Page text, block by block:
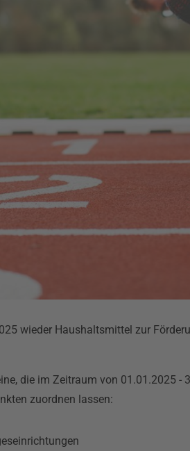
wieder Haushaltsmittel zur
die im Zeitraum von 01.01.2025
zuordnen lassen: